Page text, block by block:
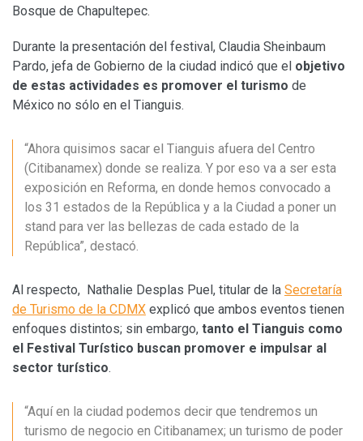
Bosque de Chapultepec.
Durante la presentación del festival, Claudia Sheinbaum
Pardo, jefa de Gobierno de la ciudad indicó que el objetivo
de estas actividades es promover el turismo de
México no sólo en el Tianguis.
“Ahora quisimos sacar el Tianguis afuera del Centro
(Citibanamex) donde se realiza. Y por eso va a ser esta
exposición en Reforma, en donde hemos convocado a
los 31 estados de la República y a la Ciudad a poner un
stand para ver las bellezas de cada estado de la
República”, destacó.
Al respecto, Nathalie Desplas Puel, titular de la Secretaría
de Turismo de la CDMX explicó que ambos eventos tienen
enfoques distintos; sin embargo, tanto el Tianguis como
el Festival Turístico buscan promover e impulsar al
sector turístico.
“Aquí en la ciudad podemos decir que tendremos un
turismo de negocio en Citibanamex; un turismo de poder